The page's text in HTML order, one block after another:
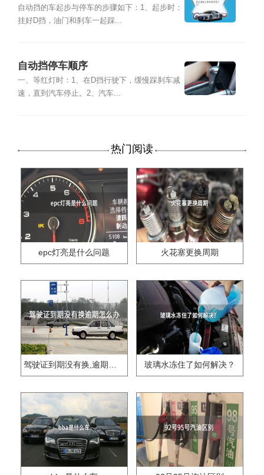
自动挡的车起步与停车的步骤如下：1、起步时：
挂好D挡，油门和刹车一起踩...
自动挡停车顺序
一、等红灯时：1、在D挡行驶下，缓慢踩刹车减
速，直到汽车停止。2、汽车...
热门阅读
epc灯亮是什么问题 火花塞更换周期
驾驶证到期没有换,逾期怎么办?? 玻璃水冻住了如何解决？